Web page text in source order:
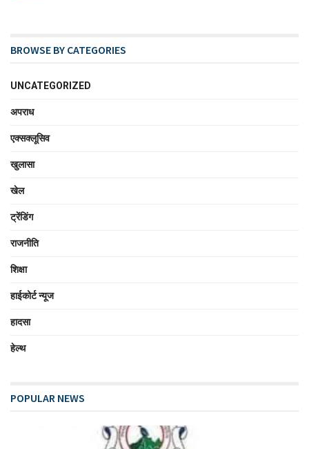
BROWSE BY CATEGORIES
UNCATEGORIZED
अपराध
एक्सक्लूसिव
खुलासा
खेल
ट्रेंडिंग
राजनीति
शिक्षा
हाईकोर्ट न्यूज
हादसा
हेल्थ
POPULAR NEWS